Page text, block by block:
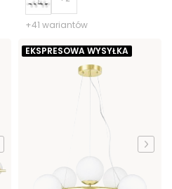
+41 wariantów
EKSPRESOWA WYSYŁKA